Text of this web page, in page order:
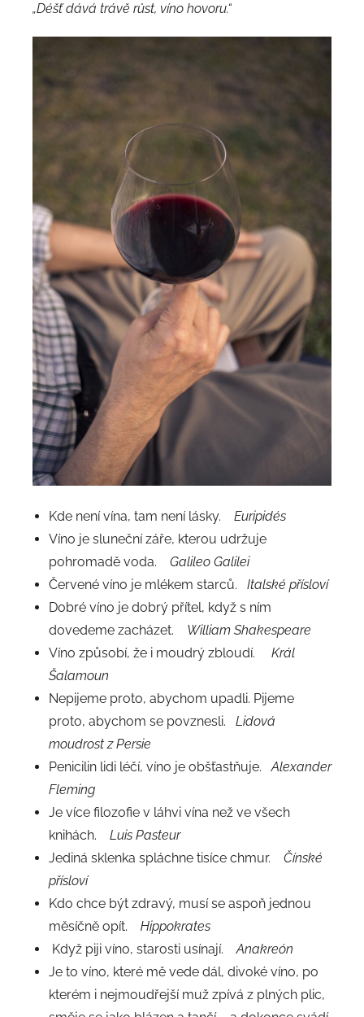
„Déšť dává trávě růst, víno hovoru.“
Kde není vína, tam není lásky.
Euripidés
Víno je sluneční záře, kterou udržuje
pohromadě voda. Galileo Galilei
Červené víno je mlékem starců. Italské přísloví
Dobré víno je dobrý přítel, když s ním
dovedeme zacházet.
William Shakespeare
Víno způsobí, že i moudrý zbloudí. Král
Šalamoun
Nepijeme proto, abychom upadli. Pijeme
proto, abychom se povznesli. Lidová
moudrost z Persie
Penicilin lidi léčí, víno je obšťastňuje.Alexander
Fleming
Je více filozofie v láhvi vína než ve všech
knihách. Luis Pasteur
Jediná sklenka spláchne tisíce chmur. Čínské
přísloví
Kdo chce být zdravý, musí se aspoň jednou
měsíčně opít.
Hippokrates
Když piji víno, starosti usínají.Anakreón
Je to víno, které mě vede dál, divoké víno, po
kterém i nejmoudřejší muž zpívá z plných plic,